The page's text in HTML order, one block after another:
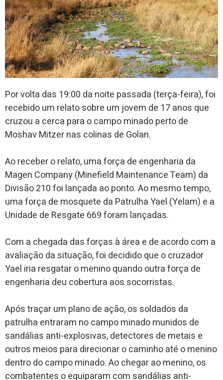
Por volta das 19:00 da noite passada (terça-feira), foi
recebido um relato sobre um jovem de 17 anos que
cruzou a cerca para o campo minado perto de
Moshav Mitzer nas colinas de Golan.
Ao receber o relato, uma força de engenharia da
Magen Company (Minefield Maintenance Team) da
Divisão 210 foi lançada ao ponto. Ao mesmo tempo,
uma força de mosquete da Patrulha Yael (Yelam) e a
Unidade de Resgate 669 foram lançadas.
Com a chegada das forças à área e de acordo com a
avaliação da situação, foi decidido que o cruzador
Yael iria resgatar o menino quando outra força de
engenharia deu cobertura aos socorristas.
Após traçar um plano de ação, os soldados da
patrulha entraram no campo minado munidos de
sandálias anti-explosivas, detectores de metais e
outros meios para direcionar o caminho até o menino
dentro do campo minado. Ao chegar ao menino, os
combatentes o equiparam com sandálias anti-